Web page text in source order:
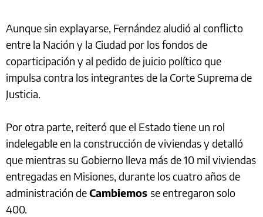
Aunque sin explayarse, Fernández aludió al conflicto
entre la Nación y la Ciudad por los fondos de
coparticipación y al pedido de juicio político que
impulsa contra los integrantes de la Corte Suprema de
Justicia.
Por otra parte, reiteró que el Estado tiene un rol
indelegable en la construcción de viviendas y detalló
que mientras su Gobierno lleva más de 10 mil viviendas
entregadas en Misiones, durante los cuatro años de
administración deCambiemos se entregaron solo
400.